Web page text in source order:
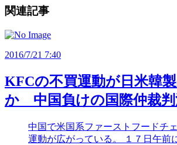
関連記事
2016/7/21 7:40
KFCの不買運動が日米韓
か 中国負けの国際仲裁
中国で米国系ファーストフードチ
運動が広がっている。 １７日午前